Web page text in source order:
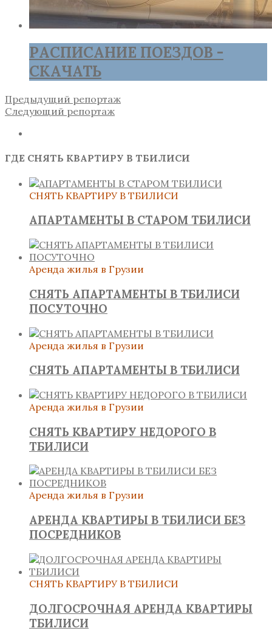
РАСПИСАНИЕ ПОЕЗДОВ -
СКАЧАТЬ
Предыдущий репортаж
Следующий репортаж
ГДЕ СНЯТЬ КВАРТИРУ В ТБИЛИСИ
СНЯТЬ КВАРТИРУ В ТБИЛИСИ
АПАРТАМЕНТЫ В СТАРОМ ТБИЛИСИ
Аренда жилья в Грузии
СНЯТЬ АПАРТАМЕНТЫ В ТБИЛИСИ
ПОСУТОЧНО
Аренда жилья в Грузии
СНЯТЬ АПАРТАМЕНТЫ В ТБИЛИСИ
Аренда жилья в Грузии
СНЯТЬ КВАРТИРУ НЕДОРОГО В
ТБИЛИСИ
Аренда жилья в Грузии
АРЕНДА КВАРТИРЫ В ТБИЛИСИ БЕЗ
ПОСРЕДНИКОВ
СНЯТЬ КВАРТИРУ В ТБИЛИСИ
ДОЛГОСРОЧНАЯ АРЕНДА КВАРТИРЫ
ТБИЛИСИ